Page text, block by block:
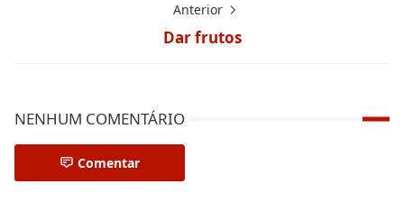
Anterior
Dar frutos
NENHUM COMENTÁRIO
Comentar